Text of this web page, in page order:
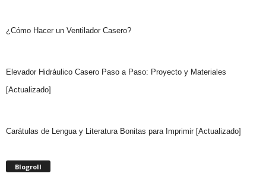
¿Cómo Hacer un Ventilador Casero?
Elevador Hidráulico Casero Paso a Paso: Proyecto y Materiales
[Actualizado]
Carátulas de Lengua y Literatura Bonitas para Imprimir [Actualizado]
Blogroll